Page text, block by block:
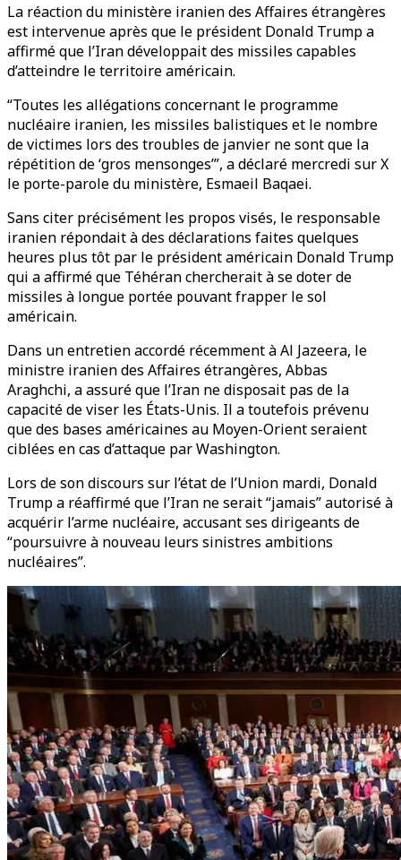
La réaction du ministère iranien des Affaires étrangères
est intervenue après que le président Donald Trump a
affirmé que l’Iran développait des missiles capables
d’atteindre le territoire américain.
“Toutes les allégations concernant le programme
nucléaire iranien, les missiles balistiques et le nombre
de victimes lors des troubles de janvier ne sont que la
répétition de ‘gros mensonges’”, a déclaré mercredi sur X
le porte-parole du ministère, Esmaeil Baqaei.
Sans citer précisément les propos visés, le responsable
iranien répondait à des déclarations faites quelques
heures plus tôt par le président américain Donald Trump
qui a affirmé que Téhéran chercherait à se doter de
missiles à longue portée pouvant frapper le sol
américain.
Dans un entretien accordé récemment à Al Jazeera, le
ministre iranien des Affaires étrangères, Abbas
Araghchi, a assuré que l’Iran ne disposait pas de la
capacité de viser les États-Unis. Il a toutefois prévenu
que des bases américaines au Moyen-Orient seraient
ciblées en cas d’attaque par Washington.
Lors de son discours sur l’état de l’Union mardi, Donald
Trump a réaffirmé que l’Iran ne serait “jamais” autorisé à
acquérir l’arme nucléaire, accusant ses dirigeants de
“poursuivre à nouveau leurs sinistres ambitions
nucléaires”.